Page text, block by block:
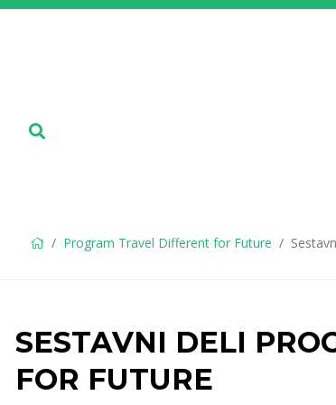
Program Travel Different for Future
SESTAVNI DELI
FOR FUTURE